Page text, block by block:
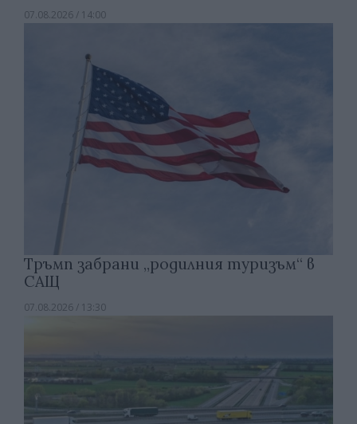
07.08.2026 / 14:00
Тръмп забрани „родилния туризъм“ в
САЩ
07.08.2026 / 13:30